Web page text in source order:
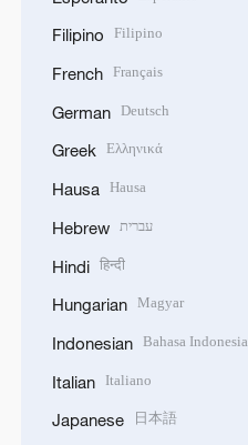
Filipino Filipino
French Français
German Deutsch
Greek Ελληνικά
Hausa Hausa
Hebrew עברית
Hindi हिन्दी
Hungarian Magyar
Indonesian Bahasa Indonesia
Italian Italiano
Japanese 日本語